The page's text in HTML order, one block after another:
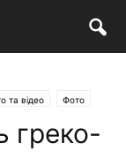
та відео Фото
греко-